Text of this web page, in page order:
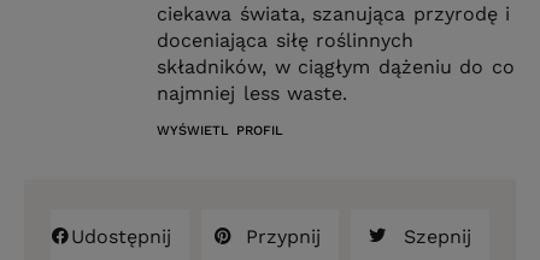
ciekawa świata, szanująca przyrodę i
doceniająca siłę roślinnych
składników, w ciągłym dążeniu do co
najmniej less waste.
WYŚWIETL PROFIL
Udostępnij Przypnij Szepnij